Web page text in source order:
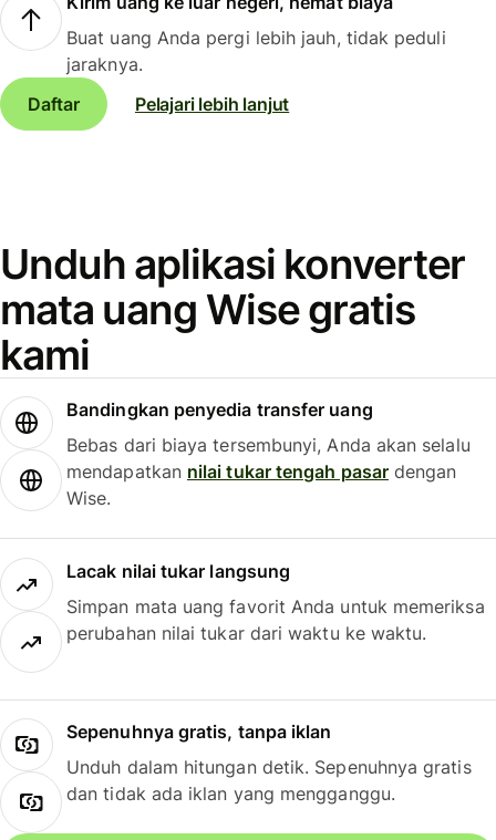
Buat uang Anda pergi lebih jauh, tidak peduli
jaraknya.
Daftar
Pelajari lebih lanjut
Unduh aplikasi konverter
mata uang Wise gratis
kami
Bandingkan penyedia transfer uang
Bebas dari biaya tersembunyi, Anda akan selalu
mendapatkan nilai tukar tengah pasardengan
Wise.
Lacak nilai tukar langsung
Simpan mata uang favorit Anda untuk memeriksa
perubahan nilai tukar dari waktu ke waktu.
Sepenuhnya gratis, tanpa iklan
Unduh dalam hitungan detik. Sepenuhnya gratis
dan tidak ada iklan yang mengganggu.